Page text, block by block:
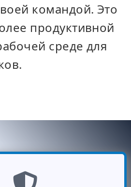
командой. Это
продуктивной
среде для